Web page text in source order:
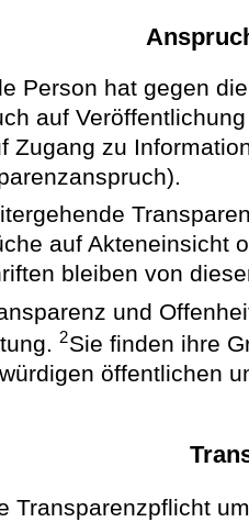
Person hat gegen
auf
Zugang zu
auf Akteneinsicht
bleiben von
und
2Sie finden ihre
öffentlichen
Transparenzpflicht